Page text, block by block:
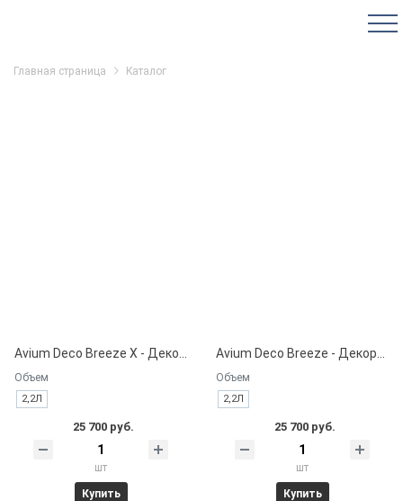
Главная страница Каталог
Объем
2,2Л
25 700 руб.
шт
Купить
Объем
2,2Л
25 700 руб.
шт
Купить